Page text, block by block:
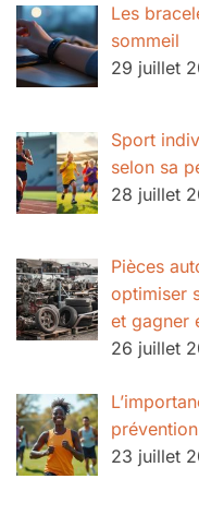
Les
sommeil
29 juillet
Sport
selon sa
28 juillet
Pièces
optimiser
et gagner
26 juillet
23 juillet